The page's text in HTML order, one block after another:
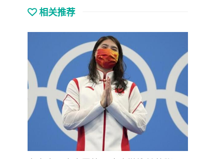
相关推荐